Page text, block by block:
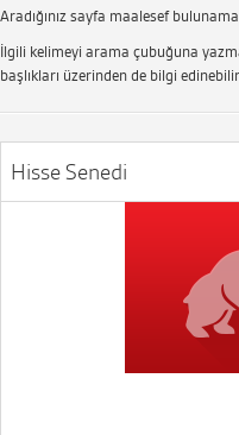
Aradığınız sayfa maalesef
İlgili kelimeyi arama çubuğuna
başlıkları üzerinden de bilgi
Hisse Senedi